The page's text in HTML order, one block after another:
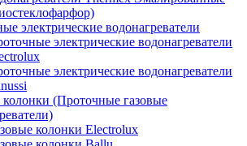
электрические водонагреватели
электрические водонагреватели
электрические водонагреватели
колонки (Проточные газовые
колонки Electrolux